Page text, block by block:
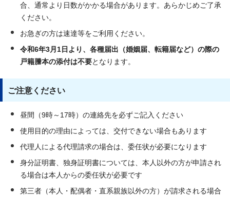
合、通常より日数がかかる場合があります。あらかじめご了承
ください。
お急ぎの方は速達等をご利用ください。
令和6年3月1日より、各種届出（婚姻届、転籍届など）の際の
戸籍謄本の添付は不要となります。
ご注意ください
昼間（9時～17時）の連絡先を必ずご記入ください
使用目的の理由によっては、交付できない場合もあります
代理人による代理請求の場合は、委任状が必要になります
身分証明書、独身証明書については、本人以外の方が申請され
る場合は本人からの委任状が必要です
第三者（本人・配偶者・直系親族以外の方）が請求される場合